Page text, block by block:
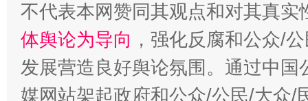
不代表本网赞同其观点和对其真实
体舆论为导向 ，强化反腐和公众/
发展营造良好舆论氛围。通过中
媒网站架起政府和公众/公民/大众/